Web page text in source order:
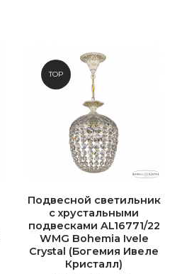
TOP
Подвесной светильник
с хрустальными
подвесками AL16771/22
WMG Bohemia Ivele
Crystal (Богемия Ивеле
Кристалл)